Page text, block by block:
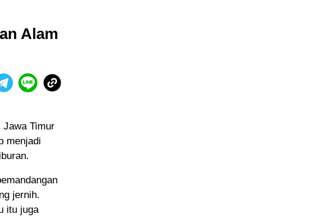
Alam
Jawa Timur
menjadi
jernih.
itu juga